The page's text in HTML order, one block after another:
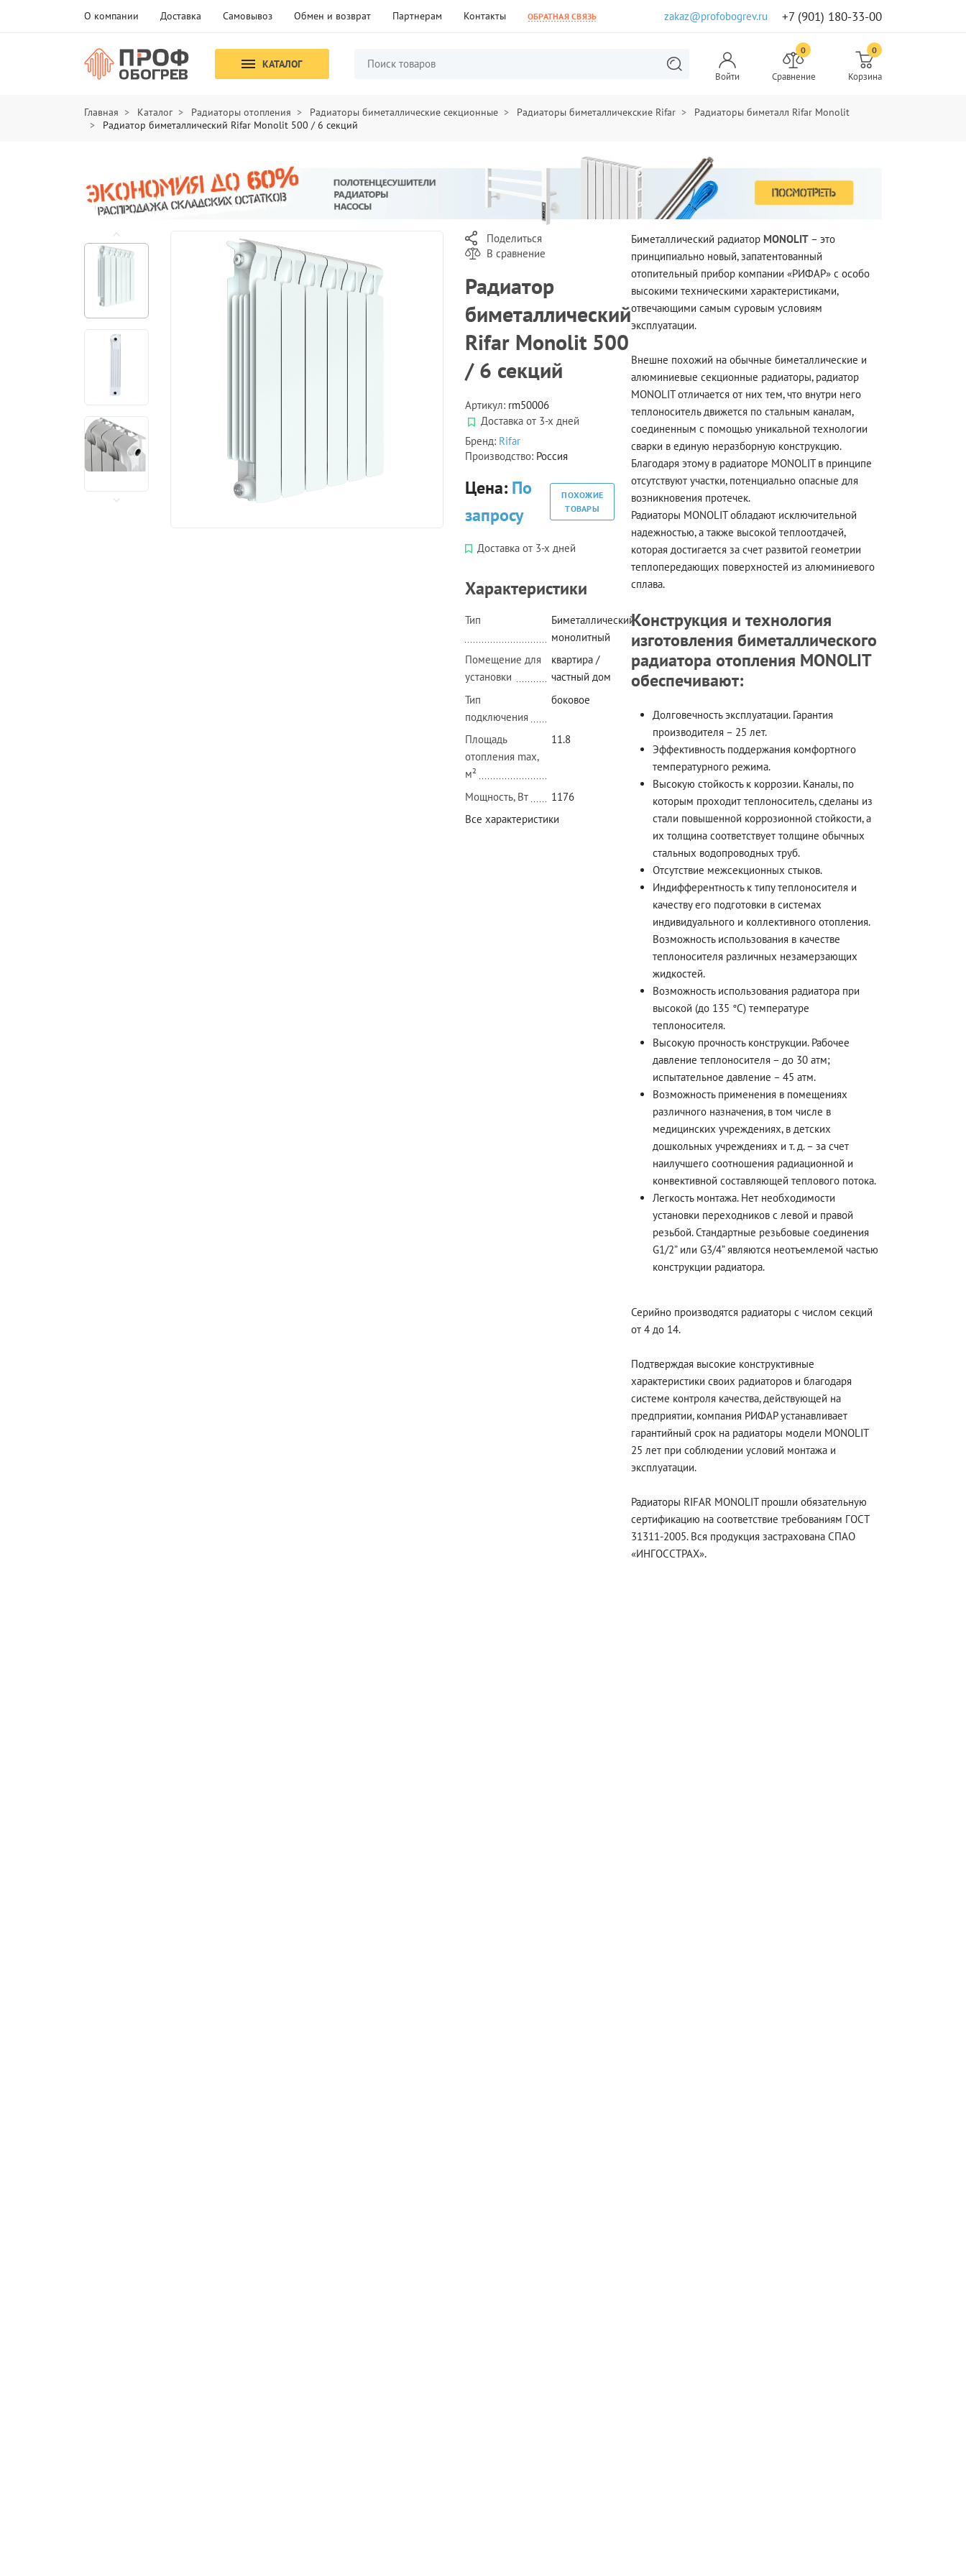
О компании Доставка Самовывоз Обмен и возврат Партнерам Контакты ОБРАТНАЯ СВЯЗЬ zakaz@profobogrev.ru +7 (901) 180-33-00
КАТАЛОГ
Войти
0
Сравнение
0
Корзина
Главная Каталог Радиаторы отопления Радиаторы биметаллические секционные Радиаторы биметалличекские Rifar
Радиаторы биметалл Rifar Monolit
Радиатор биметаллический Rifar Monolit 500 / 6 секций
Поделиться
В сравнение
Радиатор
биметаллический
Rifar Monolit 500
/ 6 секций
Артикул: rm50006
Доставка от 3-х дней
Бренд: Rifar
Производство: Россия
Цена: По
запросу
ПОХОЖИЕ
ТОВАРЫ
Доставка от 3-х дней
Характеристики
Тип
Биметаллический
монолитный
Помещение для
установки
квартира /
частный дом
Тип
подключения
боковое
Площадь
отопления max,
м²
11.8
Мощность, Вт
1176
Все характеристики
Биметаллический радиатор MONOLIT– это
принципиально новый, запатентованный
отопительный прибор компании «РИФАР» с особо
высокими техническими характеристиками,
отвечающими самым суровым условиям
эксплуатации.
Внешне похожий на обычные биметаллические и
алюминиевые секционные радиаторы, радиатор
MONOLIT отличается от них тем, что внутри него
теплоноситель движется по стальным каналам,
соединенным с помощью уникальной технологии
сварки в единую неразборную конструкцию.
Благодаря этому в радиаторе MONOLIT в принципе
отсутствуют участки, потенциально опасные для
возникновения протечек.
Радиаторы MONOLIT обладают исключительной
надежностью, а также высокой теплоотдачей,
которая достигается за счет развитой геометрии
теплопередающих поверхностей из алюминиевого
сплава.
Конструкция и технология
изготовления биметаллического
радиатора отопления MONOLIT
обеспечивают:
Долговечность эксплуатации. Гарантия
производителя – 25 лет.
Эффективность поддержания комфортного
температурного режима.
Высокую стойкость к коррозии. Каналы, по
которым проходит теплоноситель, сделаны из
стали повышенной коррозионной стойкости, а
их толщина соответствует толщине обычных
стальных водопроводных труб.
Отсутствие межсекционных стыков.
Индифферентность к типу теплоносителя и
качеству его подготовки в системах
индивидуального и коллективного отопления.
Возможность использования в качестве
теплоносителя различных незамерзающих
жидкостей.
Возможность использования радиатора при
высокой (до 135 °С) температуре
теплоносителя.
Высокую прочность конструкции. Рабочее
давление теплоносителя – до 30 атм;
испытательное давление – 45 атм.
Возможность применения в помещениях
различного назначения, в том числе в
медицинских учреждениях, в детских
дошкольных учреждениях и т. д. – за счет
наилучшего соотношения радиационной и
конвективной составляющей теплового потока.
Легкость монтажа. Нет необходимости
установки переходников с левой и правой
резьбой. Стандартные резьбовые соединения
G1/2” или G3/4” являются неотъемлемой частью
конструкции радиатора.
Серийно производятся радиаторы с числом секций
от 4 до 14.
Подтверждая высокие конструктивные
характеристики своих радиаторов и благодаря
системе контроля качества, действующей на
предприятии, компания РИФАР устанавливает
гарантийный срок на радиаторы модели MONOLIT
25 лет при соблюдении условий монтажа и
эксплуатации.
Радиаторы RIFAR MONOLIT прошли обязательную
сертификацию на соответствие требованиям ГОСТ
31311-2005. Вся продукция застрахована СПАО
«ИНГОССТРАХ».